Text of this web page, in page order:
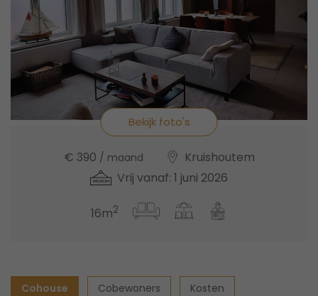
Bekijk foto's
€ 390 / maand
Kruishoutem
Vrij vanaf: 1 juni 2026
16m2
Cohouse Cobewoners Kosten